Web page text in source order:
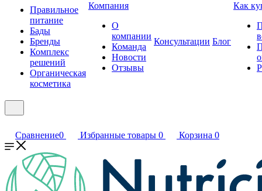
Правильное
питание
Бады
Бренды
Комплекс
решений
Органическая
косметика
Компания
О
компании
Команда
Новости
Отзывы
Консультации Блог
Как
Сравнение0 Избранные товары 0 Корзина 0